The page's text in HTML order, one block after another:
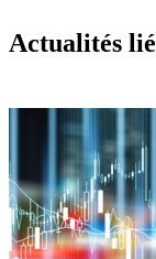
Actualités